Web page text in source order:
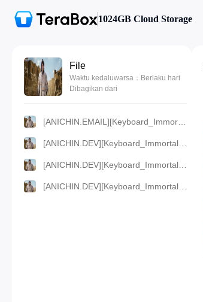
1024GB Cloud Storage
File
Waktu kedaluwarsa：Berlaku hari
Dibagikan dari